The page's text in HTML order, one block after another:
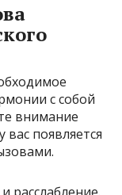
с собой
внимание
появляется